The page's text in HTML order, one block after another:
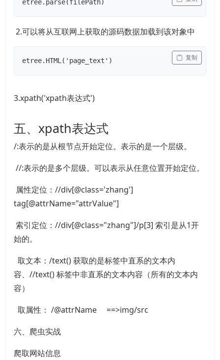
etree.parse(filePath)
2.可以将从互联网上获取的源码数据加载到该对象中
etree.HTML('page_text') 复制
3.xpath('xpath表达式')
五、xpath表达式
/:表示的是从根节点开始定位。表示的是一个层级。
//:表示的是多个层级。可以表示从任意位置开始定位。
属性定位：//div[@class='zhang']
tag[@attrName="attrValue"]
索引定位：//div[@class="zhang"]/p[3] 索引是从1开
始的。
取文本：/text() 获取的是标签中直系的文本内
容、//text() 标签中非直系的文本内容（所有的文本内
容）
取属性： /@attrName ==>img/src
六、爬虫实战
爬取网站信息